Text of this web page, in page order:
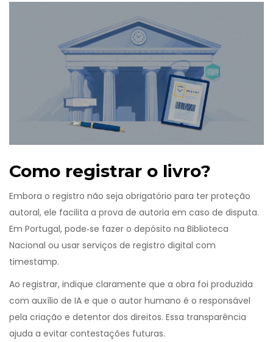
Como registrar o livro?
Embora o registro não seja obrigatório para ter proteção
autoral, ele facilita a prova de autoria em caso de disputa.
Em Portugal, pode‑se fazer o depósito na Biblioteca
Nacional ou usar serviços de registro digital com
timestamp.
Ao registrar, indique claramente que a obra foi produzida
com auxílio de IA e que o autor humano é o responsável
pela criação e detentor dos direitos. Essa transparência
ajuda a evitar contestações futuras.